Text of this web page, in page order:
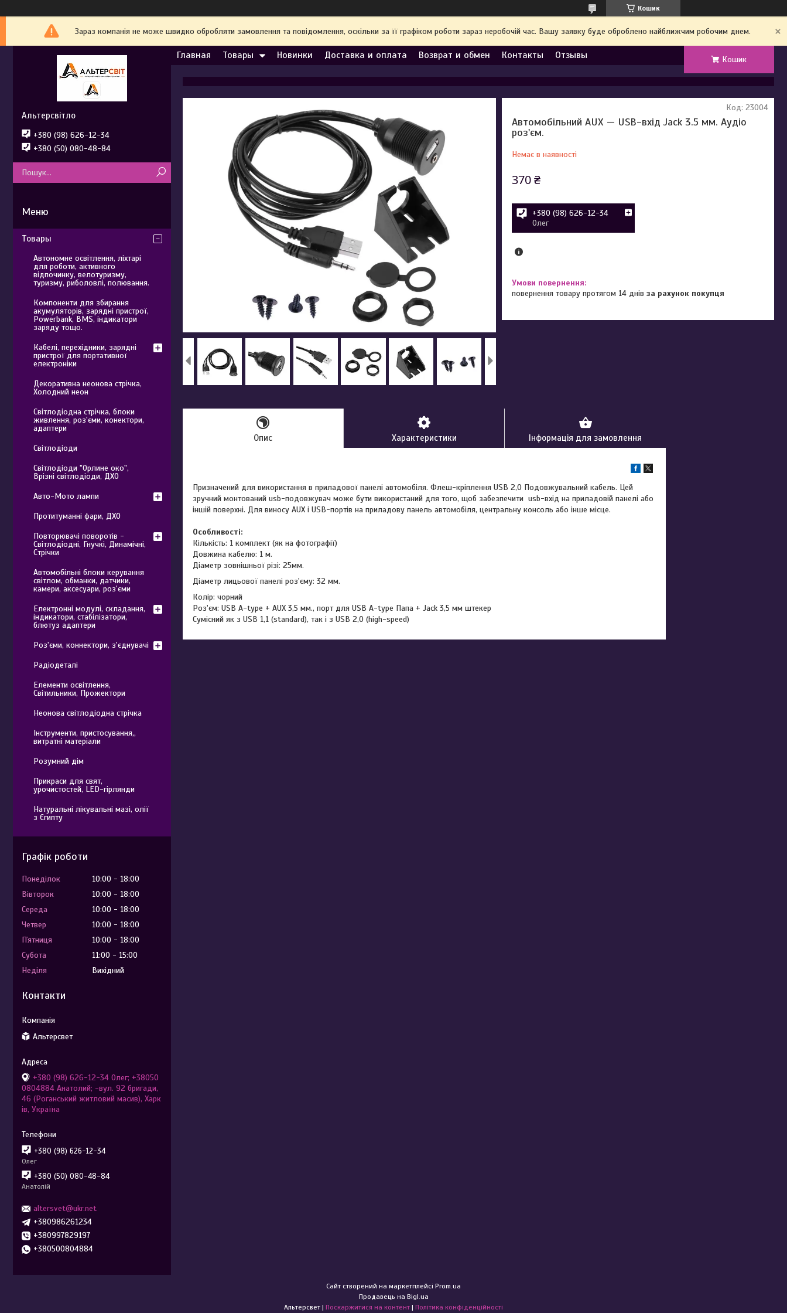
Кошик
Зараз компанія не може швидко обробляти замовлення та повідомлення, оскільки за її графіком роботи зараз неробочій час. Вашу заявку буде оброблено найближчим робочим днем.
Главная Товары Новинки Доставка и оплата Возврат и обмен Контакты Отзывы Кошик
Автомобільний AUX — USB-вхід Jack 3.5 мм. Аудіо
роз'єм.
Немає в наявності
Код: 23004
370 ₴
+380 (98) 626-12-34
Олег
повернення товару протягом 14 днівза рахунок покупця
Опис Характеристики Інформація для замовлення
Призначений для використання в приладової панелі автомобіля. Флеш-кріплення USB 2,0 Подовжувальний кабель. Цей
зручний монтований usb-подовжувач може бути використаний для того, щоб забезпечити usb-вхід на приладовій панелі або
іншій поверхні. Для виносу AUX і USB-портів на приладову панель автомобіля, центральну консоль або інше місце.
Особливості:
Кількість: 1 комплект (як на фотографії)
Довжина кабелю: 1 м.
Діаметр зовнішньої різі: 25мм.
Діаметр лицьової панелі роз'єму: 32 мм.
Колір: чорний
Роз'єм: USB A-type + AUX 3,5 мм., порт для USB A-type Папа + Jack 3,5 мм штекер
Сумісний як з USB 1,1 (standard), так і з USB 2,0 (high-speed)
Альтерсвітло
+380 (98) 626-12-34
+380 (50) 080-48-84
Товары
Автономне освітлення, ліхтарі
для роботи, активного
відпочинку, велотуризму,
туризму, риболовлі, полювання.
Компоненти для збирання
акумуляторів, зарядні пристрої,
Powerbank, BMS, індикатори
заряду тощо.
Кабелі, перехідники, зарядні
пристрої для портативної
електроніки
Декоративна неонова стрічка,
Холодний неон
Світлодіодна стрічка, блоки
живлення, роз'єми, конектори,
адаптери
Світлодіоди
Світлодіоди "Орлине око",
Врізні світлодіоди, ДХО
Авто-Мото лампи
Протитуманні фари, ДХО
Повторювачі поворотів -
Світлодіодні, Гнучкі, Динамічні,
Стрічки
Автомобільні блоки керування
світлом, обманки, датчики,
камери, аксесуари, роз'єми
Електронні модулі, складання,
індикатори, стабілізатори,
блютуз адаптери
Роз'єми, коннектори, з'єднувачі
Радіодеталі
Елементи освітлення,
Світильники, Прожектори
Неонова світлодіодна стрічка
Інструменти, пристосування,,
витратні матеріали
Розумний дім
Прикраси для свят,
урочистостей, LED-гірлянди
Натуральні лікувальні мазі, олії
з Єгипту
Графік роботи
Понеділок 10:00
18:00
Вівторок
10:00
18:00
Середа
10:00
18:00
Четвер
10:00
18:00
Пʼятниця
10:00
18:00
Субота
11:00
15:00
Неділя
Вихідний
Контакти
Альтерсвет
+380 (98) 626-12-34 Олег; +38050
0804884 Анатолий; -вул. 92 бригади,
46 (Роганський житловий масив), Харк
ів, Україна
+380 (98) 626-12-34
Олег
+380 (50) 080-48-84
Анатолій
altersvet@ukr.net
+380986261234
+380997829197
+380500804884
Сайт створений на маркетплейсі Prom.ua
Продавець на Bigl.ua
Альтерсвет | Поскаржитися на контент | Політика конфіденційності